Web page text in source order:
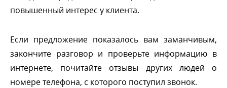
повышенный интерес у клиента.
Если предложение показалось вам заманчивым,
закончите разговор и проверьте информацию
интернете, почитайте отзывы других людей о
номере телефона, с которого поступил звонок.